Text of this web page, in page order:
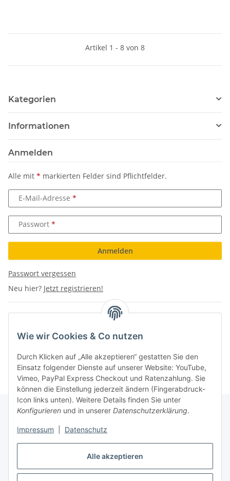
Alle akzeptieren
Wie wir Cookies & Co nutzen
Durch Klicken auf „Alle akzeptieren“ gestatten Sie den
Einsatz folgender Dienste auf unserer Website: YouTube,
Vimeo, PayPal Express Checkout und Ratenzahlung. Sie
können die Einstellung jederzeit ändern (Fingerabdruck-
Icon links unten). Weitere Details finden Sie unter
Konfigurieren und in unserer Datenschutzerklärung.
Impressum Datenschutz
Artikel 1 - 8 von 8
Kategorien
Informationen
Anmelden
Alle mit * markierten Felder sind Pflichtfelder.
E-Mail-Adresse
Passwort
Anmelden
Passwort vergessen
Neu hier? Jetzt registrieren!
Vertrag widerrufen